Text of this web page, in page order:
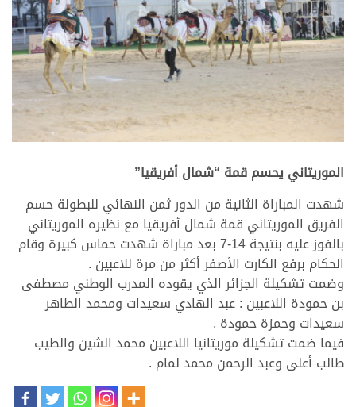
الموريتاني يحسم قمة “شمال أفريقيا”
شهدت المباراة الثانية من الدور ثمن النهائي للبطولة حسم
الفريق الموريتاني قمة شمال أفريقيا مع نظيره الموريتاني
بالفوز عليه بنتيجة 14-7 بعد مباراة شهدت حماس كبيرة وقام
الحكام برفع الكارت الأصفر أكثر من مرة للاعبين .
وضمت تشكيلة الجزائر الذي يقوده المدرب الوطني مصطفى
بن حمودة اللاعبين : عبد الهادي سعيدات ومحمد الطاهر
سعيدات وحمزة حمودة .
فيما ضمت تشكيلة موريتانيا اللاعبين محمد الشين والطيب
طالب أعلى وعبد الرحمن محمد لمام .